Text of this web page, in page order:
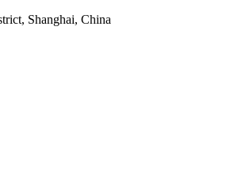
Shanghai, China